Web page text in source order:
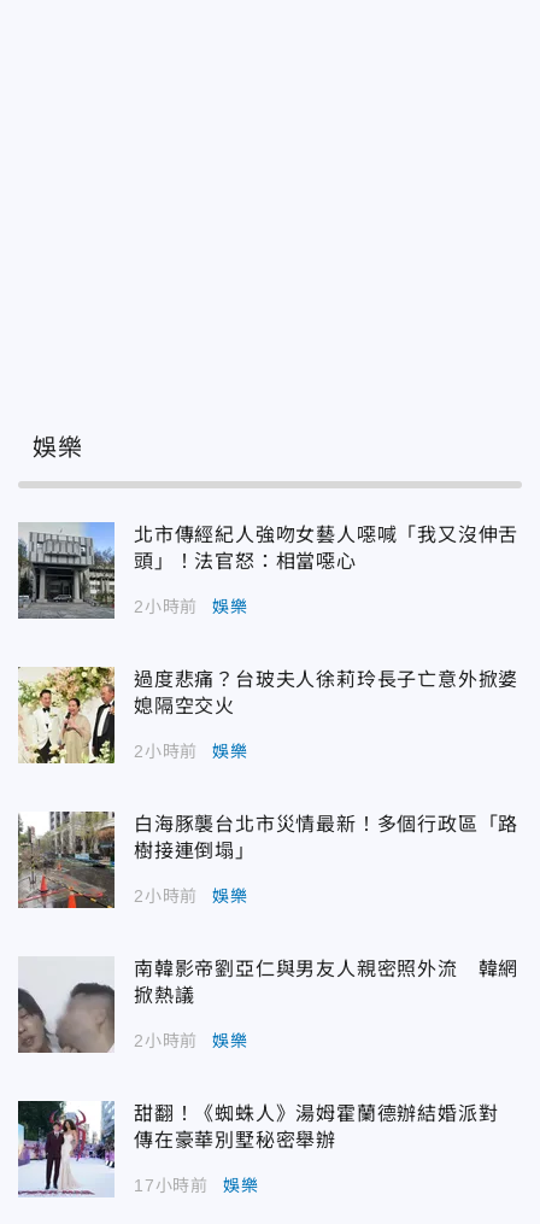
娛樂
北市傳經紀人強吻女藝人噁喊「我又沒伸舌
頭」！法官怒：相當噁心
2小時前 娛樂
過度悲痛？台玻夫人徐莉玲長子亡意外掀婆
媳隔空交火
2小時前 娛樂
白海豚襲台北市災情最新！多個行政區「路
樹接連倒塌」
2小時前 娛樂
南韓影帝劉亞仁與男友人親密照外流 韓網
掀熱議
2小時前 娛樂
甜翻！《蜘蛛人》湯姆霍蘭德辦結婚派對
傳在豪華別墅秘密舉辦
17小時前 娛樂